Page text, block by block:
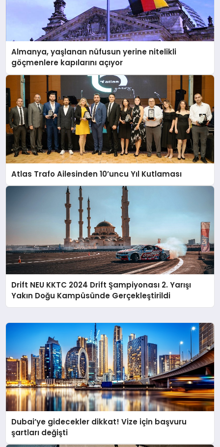
Almanya, yaşlanan nüfusun yerine nitelikli
göçmenlere kapılarını açıyor
Atlas Trafo Ailesinden 10’uncu Yıl Kutlaması
Drift NEU KKTC 2024 Drift Şampiyonası 2. Yarışı
Yakın Doğu Kampüsünde Gerçekleştirildi
Dubai’ye gidecekler dikkat! Vize için başvuru
şartları değişti